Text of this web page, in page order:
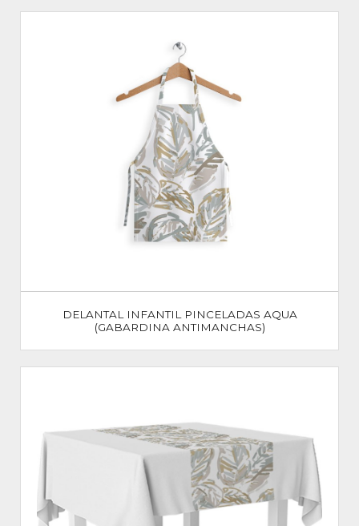
DELANTAL INFANTIL PINCELADAS AQUA
(GABARDINA ANTIMANCHAS)